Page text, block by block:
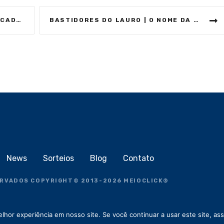
BASTIDORES DO LAURO | O NOME DA DIREITA
News Sorteios Blog Contato
COPYRIGHT © 2013-2026 MEIOCLICK®
experiência em nosso site. Se você continuar a usar este site,